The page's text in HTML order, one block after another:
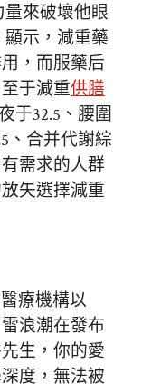
來破壞他眼
示，減重藥
，而服藥后
于減重供膳
于32.5、腰圍
、合并代謝綜
需求的人群
矢選擇減重
療機構以
浪潮在發布
生，你的愛
度，無法被